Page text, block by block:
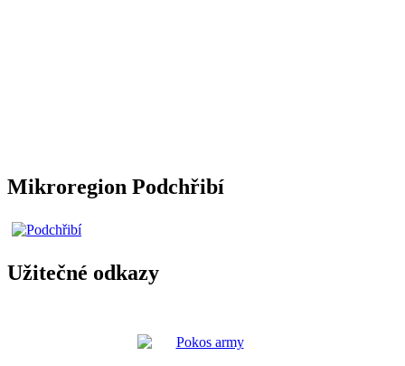
Mikroregion Podchřibí
Užitečné odkazy